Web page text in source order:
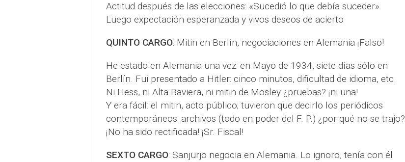
Actitud después de las elecciones: «Sucedió lo que debía suceder»
Luego expectación esperanzada y vivos deseos de acierto
QUINTO CARGO: Mitin en Berlín, negociaciones en Alemania ¡Falso!
He estado en Alemania una vez: en Mayo de 1934, siete días sólo en
Berlín. Fui presentado a Hitler: cinco minutos, dificultad de idioma, etc.
Ni Hess, ni Alta Baviera, ni mitin de Mosley ¿pruebas? ¡ni una!
Y era fácil: el mitin, acto público; tuvieron que decirlo los periódicos
contemporáneos: archivos (todo en poder del F. P.) ¿por qué no se trajo?
¡No ha sido rectificada! ¡Sr. Fiscal!
SEXTO CARGO: Sanjurjo negocia en Alemania. Lo ignoro, tenía con él